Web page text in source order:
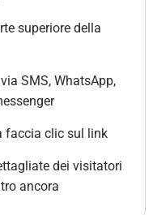
superiore della
SMS, WhatsApp,
faccia clic sul link
dei visitatori
ancora